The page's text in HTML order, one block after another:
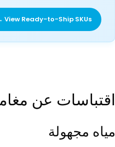
View Ready-to-Ship SKUs →
اقتباسات عن
مياه مجهولة